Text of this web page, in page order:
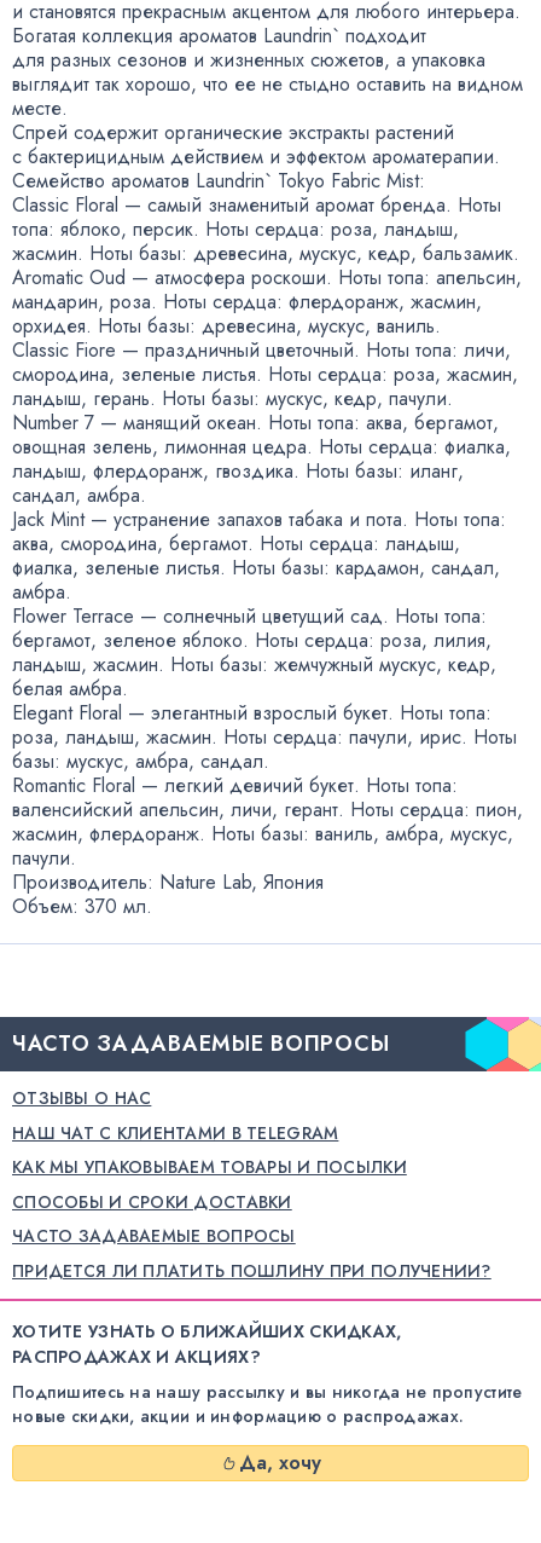
и становятся прекрасным акцентом для любого интерьера.
Богатая коллекция ароматов Laundrin` подходит
для разных сезонов и жизненных сюжетов, а упаковка
выглядит так хорошо, что ее не стыдно оставить на видном
месте.
Спрей содержит органические экстракты растений
с бактерицидным действием и эффектом ароматерапии.
Семейство ароматов Laundrin` Tokyo Fabric Mist:
Classic Floral — самый знаменитый аромат бренда. Ноты
топа: яблоко, персик. Ноты сердца: роза, ландыш,
жасмин. Ноты базы: древесина, мускус, кедр, бальзамик.
Aromatic Oud — атмосфера роскоши. Ноты топа: апельсин,
мандарин, роза. Ноты сердца: флердоранж, жасмин,
орхидея. Ноты базы: древесина, мускус, ваниль.
Classic Fiore — праздничный цветочный. Ноты топа: личи,
смородина, зеленые листья. Ноты сердца: роза, жасмин,
ландыш, герань. Ноты базы: мускус, кедр, пачули.
Number 7 — манящий океан. Ноты топа: аква, бергамот,
овощная зелень, лимонная цедра. Ноты сердца: фиалка,
ландыш, флердоранж, гвоздика. Ноты базы: иланг,
сандал, амбра.
Jack Mint — устранение запахов табака и пота. Ноты топа:
аква, смородина, бергамот. Ноты сердца: ландыш,
фиалка, зеленые листья. Ноты базы: кардамон, сандал,
амбра.
Flower Terrace — солнечный цветущий сад. Ноты топа:
бергамот, зеленое яблоко. Ноты сердца: роза, лилия,
ландыш, жасмин. Ноты базы: жемчужный мускус, кедр,
белая амбра.
Elegant Floral — элегантный взрослый букет. Ноты топа:
роза, ландыш, жасмин. Ноты сердца: пачули, ирис. Ноты
базы: мускус, амбра, сандал.
Romantic Floral — легкий девичий букет. Ноты топа:
валенсийский апельсин, личи, герант. Ноты сердца: пион,
жасмин, флердоранж. Ноты базы: ваниль, амбра, мускус,
пачули.
Производитель: Nature Lab, Япония
Объем: 370 мл.
ЧАСТО ЗАДАВАЕМЫЕ ВОПРОСЫ
ОТЗЫВЫ О НАС
НАШ ЧАТ С КЛИЕНТАМИ В TELEGRAM
КАК МЫ УПАКОВЫВАЕМ ТОВАРЫ И ПОСЫЛКИ
СПОСОБЫ И СРОКИ ДОСТАВКИ
ЧАСТО ЗАДАВАЕМЫЕ ВОПРОСЫ
ПРИДЕТСЯ ЛИ ПЛАТИТЬ ПОШЛИНУ ПРИ ПОЛУЧЕНИИ?
ХОТИТЕ УЗНАТЬ О БЛИЖАЙШИХ СКИДКАХ,
РАСПРОДАЖАХ И АКЦИЯХ?
Подпишитесь на нашу рассылку и вы никогда не пропустите
новые скидки, акции и информацию о распродажах.
Да, хочу